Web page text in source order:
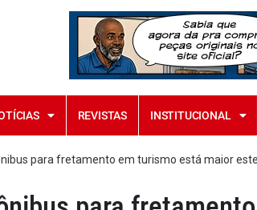
REVISTAS INSTITUCIONAL
para fretamento em turismo está maior